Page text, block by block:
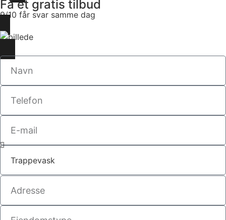
Få et gratis tilbud
9/10 får svar samme dag